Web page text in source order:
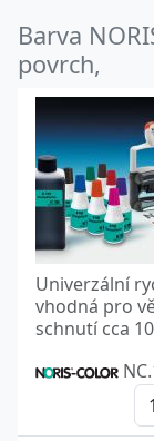
Barva
povrch,
Univerzální
vhodná pro
schnutí cca